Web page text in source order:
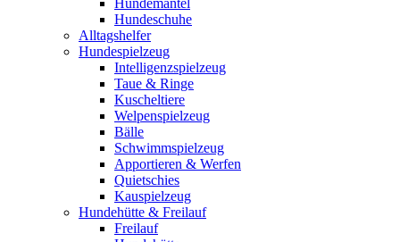
Hundemantel
Hundeschuhe
Alltagshelfer
Hundespielzeug
Intelligenzspielzeug
Taue & Ringe
Kuscheltiere
Welpenspielzeug
Bälle
Schwimmspielzeug
Apportieren & Werfen
Quietschies
Kauspielzeug
Hundehütte & Freilauf
Freilauf